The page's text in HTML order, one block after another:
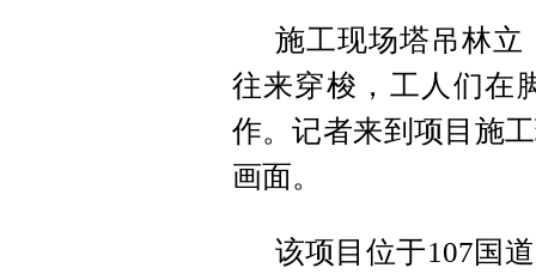
施工现场塔吊林立
往来穿梭，工人们在
作。记者来到项目施
画面。
该项目位于107国